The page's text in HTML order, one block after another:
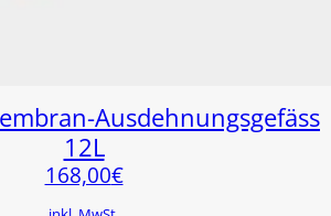
Ausdehnungsgefäss
12L
168,00€